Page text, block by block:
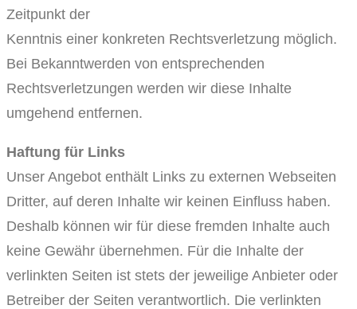
Zeitpunkt der
Kenntnis einer konkreten Rechtsverletzung möglich.
Bei Bekanntwerden von entsprechenden
Rechtsverletzungen werden wir diese Inhalte
umgehend entfernen.
Haftung für Links
Unser Angebot enthält Links zu externen Webseiten
Dritter, auf deren Inhalte wir keinen Einfluss haben.
Deshalb können wir für diese fremden Inhalte auch
keine Gewähr übernehmen. Für die Inhalte der
verlinkten Seiten ist stets der jeweilige Anbieter oder
Betreiber der Seiten verantwortlich. Die verlinkten